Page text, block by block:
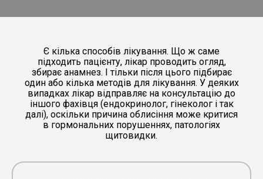
Є кілька способів лікування. Що ж саме
підходить пацієнту, лікар проводить огляд,
збирає анамнез. І тільки після цього підбирає
один або кілька методів для лікування. У деяких
випадках лікар відправляє на консультацію до
іншого фахівця (ендокринолог, гінеколог і так
далі), оскільки причина облисіння може критися
в гормональних порушеннях, патологіях
щитовидки.